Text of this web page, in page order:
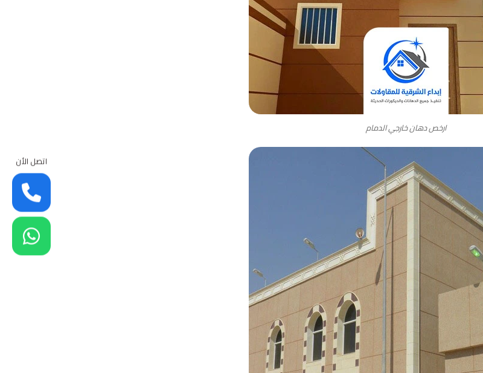
ارخص دهان خارجي الدمام
اتصل الأن